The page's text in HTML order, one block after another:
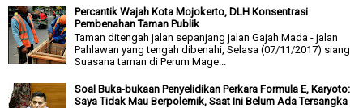
Percantik Wajah Kota Mojokerto, DLH Konsentrasi
Pembenahan Taman Publik
Taman ditengah jalan sepanjang jalan Gajah Mada - jalan
Pahlawan yang tengah dibenahi, Selasa (07/11/2017) siang
Suasana taman di Perum Mage...
Soal Buka-bukaan Penyelidikan Perkara Formula E, Karyoto:
Saya Tidak Mau Berpolemik, Saat Ini Belum Ada Tersangka